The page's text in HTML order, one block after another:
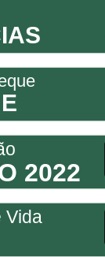
2022
Vida